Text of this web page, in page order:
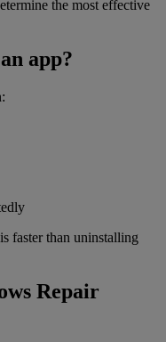
the most effective
app?
faster than uninstalling
Repair